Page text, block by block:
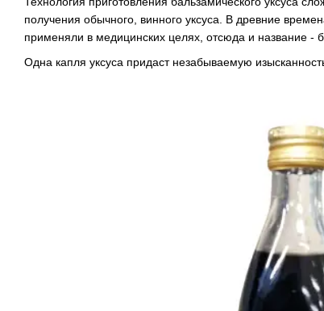
получения обычного, винного уксуса. В древние
применяли в медицинских целях, отсюда и название -
Одна капля уксуса придаст незабываемую